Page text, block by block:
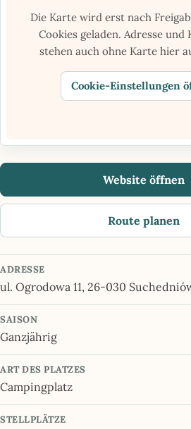
Die Karte wird erst nach
Cookies geladen. Adresse und
stehen auch ohne Karte hier
Cookie-Einstellungen
Website öffnen
Route planen
ADRESSE
ul. Ogrodowa 11, 26-030
SAISON
Ganzjährig
ART DES PLATZES
Campingplatz
STELLPLÄTZE